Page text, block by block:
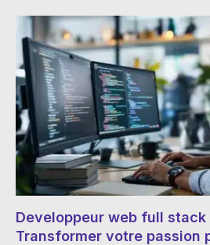
Developpeur web full stack
Transformer votre passion